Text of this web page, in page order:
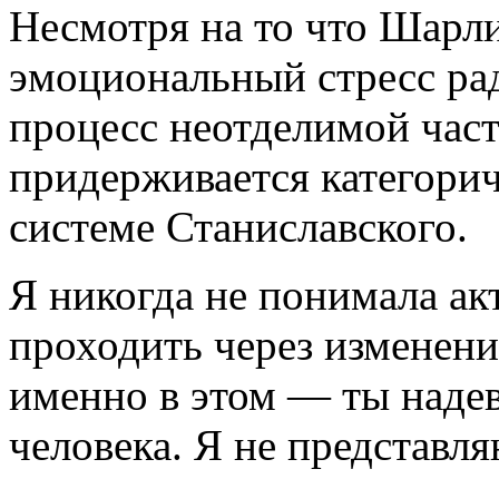
Несмотря на то что
эмоциональный стресс
процесс неотделимой
придерживается
системе Станиславского.
Я никогда не понимала
проходить через
именно в этом — ты
человека. Я не